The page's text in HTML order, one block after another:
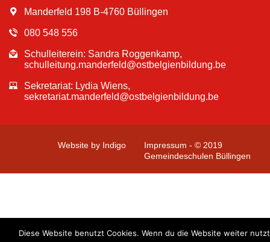
Manderfeld 198 B-4760 Büllingen
080 548 556
Schulleiterein: Sandra Roggenkamp,
schulleitung.manderfeld@ostbelgienbildung.be
Sekretariat: Lydia Wiens,
sekretariat.manderfeld@ostbelgienbildung.be
Website by Indigo
Impressum - © 2019
Gemeindeschulen Büllingen
Diese Website benutzt Cookies. Wenn du die Website weiter